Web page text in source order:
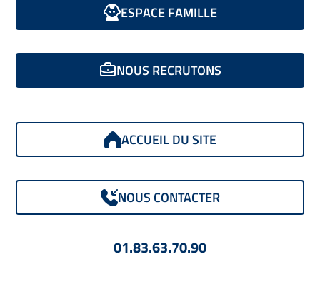
ESPACE FAMILLE
NOUS RECRUTONS
ACCUEIL DU SITE
NOUS CONTACTER
01.83.63.70.90